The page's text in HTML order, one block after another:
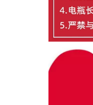
Kermit Ghế Di Động
Cắm Trại Lưng Ghế
Phân Bãi Biển Ghế
bộ bàn ghế học sinh
gấp gọn bộ bàn ăn
ghế tựa lưng gấp